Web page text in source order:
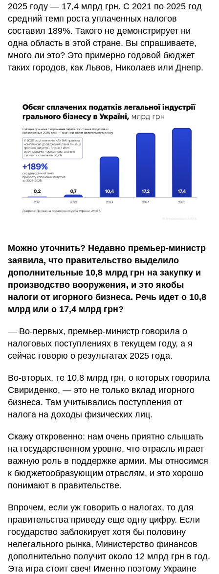
2025 году — 17,4 млрд грн. С 2021 по 2025 год
средний темп роста уплаченных налогов
составил 189%. Такого не демонстрирует ни
одна область в этой стране. Вы спрашиваете,
много ли это? Это примерно годовой бюджет
таких городов, как Львов, Николаев или Днепр.
Можно уточнить? Недавно премьер-министр
заявила, что правительство выделило
дополнительные 10,8 млрд грн на закупку и
производство вооружения, и это якобы
налоги от игорного бизнеса. Речь идет о 10,8
млрд или о 17,4 млрд грн?
— Во-первых, премьер-министр говорила о
налоговых поступлениях в текущем году, а я
сейчас говорю о результатах 2025 года.
Во-вторых, те 10,8 млрд грн, о которых говорила
Свириденко, — это не только вклад игорного
бизнеса. Там учитывались поступления от
налога на доходы физических лиц.
Скажу откровенно: нам очень приятно слышать
на государственном уровне, что отрасль играет
важную роль в поддержке армии. Мы относимся
к бюджетообразующим отраслям, и это хорошо
понимают в правительстве.
Впрочем, если уж говорить о налогах, то для
правительства приведу еще одну цифру. Если
государство заблокирует хотя бы половину
нелегального рынка, Министерство финансов
дополнительно получит около 12 млрд грн в год.
Эта игра стоит свеч! Именно поэтому Украине